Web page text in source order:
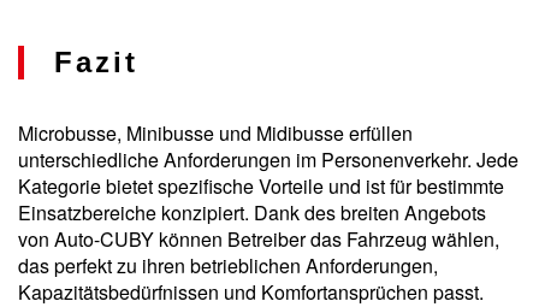
Fazit
Microbusse, Minibusse und Midibusse erfüllen
unterschiedliche Anforderungen im Personenverkehr. Jede
Kategorie bietet spezifische Vorteile und ist für bestimmte
Einsatzbereiche konzipiert. Dank des breiten Angebots
von Auto-CUBY können Betreiber das Fahrzeug wählen,
das perfekt zu ihren betrieblichen Anforderungen,
Kapazitätsbedürfnissen und Komfortansprüchen passt.